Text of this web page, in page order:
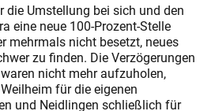
Umstellung bei sich und den
eine neue 100-Prozent-Stelle
mehrmals nicht besetzt, neues
zu finden. Die Verzögerungen
nicht mehr aufzuholen,
für die eigenen
und Neidlingen schließlich für